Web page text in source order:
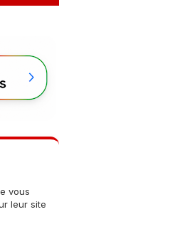
vous
leur site